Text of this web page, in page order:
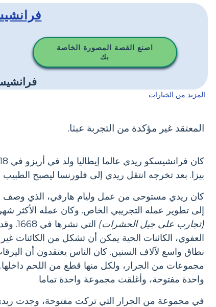
اصنع القصة المصورة الخاصة
بك
المزيد من الخيارات
المعتقد غير مؤكدة من التجربة عبثا.
بيزا. بعد تخرجه انتقل ريدي إلى فلورنسا ليصبح الطبيب
كان ريدي مستوحى من عمل وليام هارفي، الذي وصف
إلى تطوير عمله التجريبي الخاص. وكان عمله الأكثر
(تجارب على جيل الحشرات)
التي
العفوي، الكائنات الحية يمكن أن تشكل من
نطاق واسع لآلاف السنين. كان الناس يعتقدون أن
مجموعات من الجرار، ولكل منها قطع من اللحم
واحدة مفتوحة، وأغلقت مجموعة واحدة تماما.
في مجموعة من الجرار التي تركت مفتوحة، وجدت